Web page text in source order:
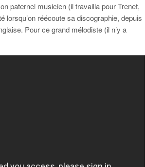
paternel musicien (il travailla pour Trenet,
lorsqu’on réécoute sa discographie, depuis
Pour ce grand mélodiste (il n’y a